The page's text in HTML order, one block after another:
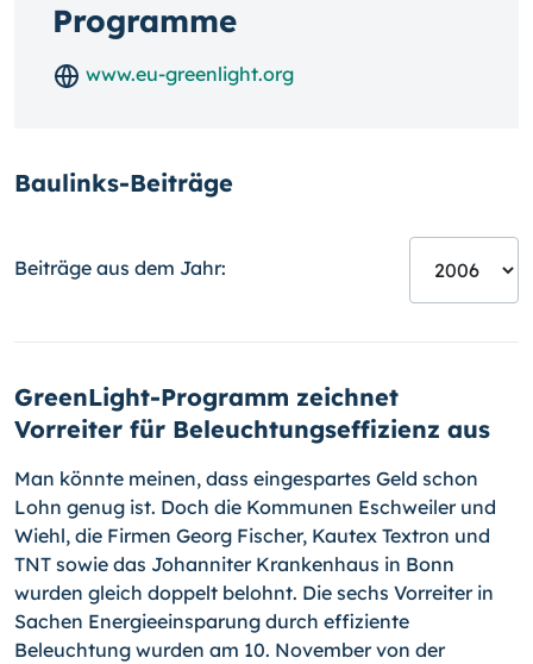
Programme
www.eu-greenlight.org
Baulinks-Beiträge
Beiträge aus dem Jahr:
GreenLight-Programm zeichnet
Vorreiter für Beleuchtungseffizienz aus
Man könnte meinen, dass eingespartes Geld schon
Lohn genug ist. Doch die Kommunen Eschweiler und
Wiehl, die Firmen Georg Fischer, Kautex Textron und
TNT sowie das Johanniter Krankenhaus in Bonn
wurden gleich doppelt belohnt. Die sechs Vorreiter in
Sachen Energieeinsparung durch effiziente
Beleuchtung wurden am 10. November von der